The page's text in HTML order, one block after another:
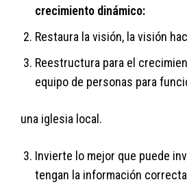
crecimiento dinámico:
Restaura la visión, la visión
Reestructura para el
equipo de personas para
una iglesia local.
Invierte lo mejor que puede
tengan la información